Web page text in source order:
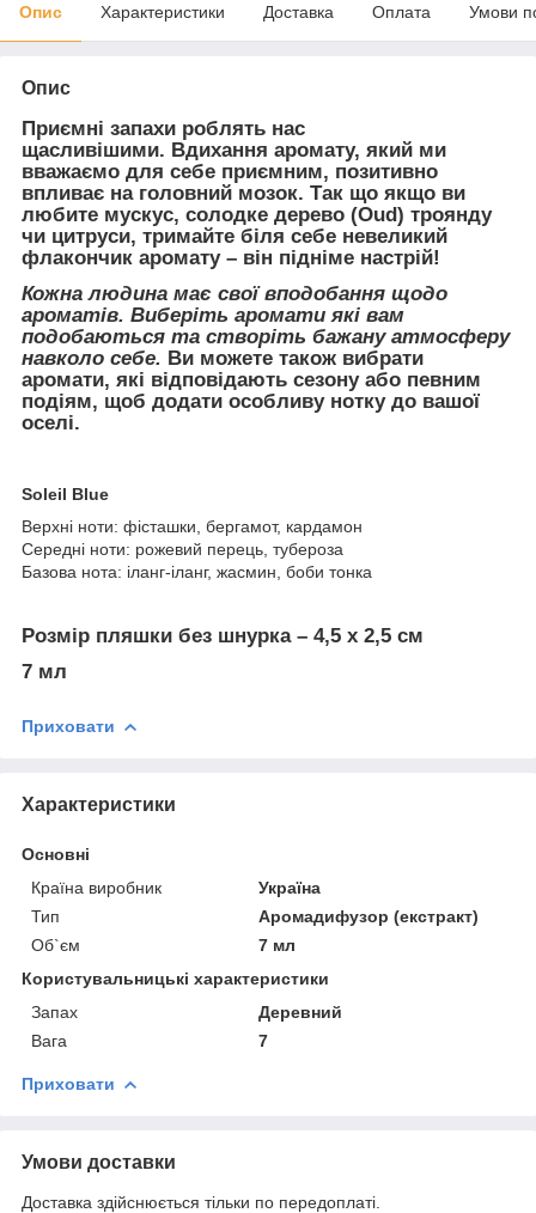
Опис Характеристики Доставка Оплата Умови
Опис
Приємні запахи роблять нас
щасливішими. Вдихання аромату, який ми
вважаємо для себе приємним, позитивно
впливає на головний мозок. Так що якщо ви
любите мускус, солодке дерево (Oud) троянду
чи цитруси, тримайте біля себе невеликий
флакончик аромату – він підніме настрій!
Кожна людина має свої вподобання щодо
ароматів. Виберіть аромати які вам
подобаються та створіть бажану атмосферу
навколо себе. Ви можете також вибрати
аромати, які відповідають сезону або певним
подіям, щоб додати особливу нотку до вашої
оселі.
Soleil Blue
Верхні ноти: фісташки, бергамот, кардамон
Середні ноти: рожевий перець, тубероза
Базова нота: іланг-іланг, жасмин, боби тонка
Розмір пляшки без шнурка – 4,5 х 2,5 см
7 мл
Приховати
Характеристики
Основні
Країна виробник
Україна
Тип
Аромадифузор (екстракт)
Об`єм
7 мл
Користувальницькі характеристики
Запах
Деревний
Вага
7
Приховати
Умови доставки
Доставка здійснюється тільки по передоплаті.